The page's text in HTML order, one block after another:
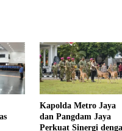
Kapolda Metro Jaya
dan Pangdam Jaya
Perkuat Sinergi